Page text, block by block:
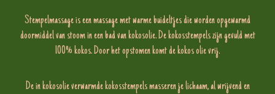
Stempelmassage is een massage met warme buideltjes die worden opgewarmd
doormiddel van stoom in een bad van kokosolie. De kokosstempels zijn gevuld met
100% kokos. Door het opstomen komt de kokos olie vrij.
De in kokosolie verwarmde kokosstempels masseren je lichaam, al wrijvend en